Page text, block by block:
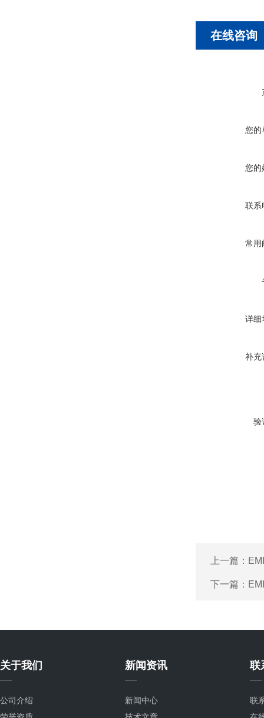
在线咨询
您的
您的
联系
常用
详细
补充
验
上一篇：
下一篇：
关于我们
公司介绍
新闻资讯
新闻中心
联
联